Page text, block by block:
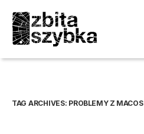
TAG ARCHIVES: PROBLEMY Z MACOS